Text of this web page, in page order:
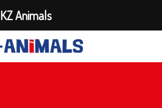
KZ Animals